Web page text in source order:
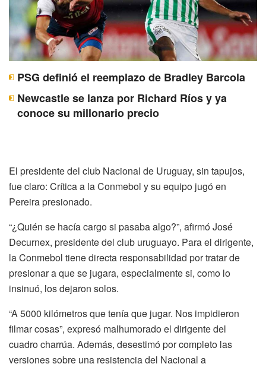
PSG definió el reemplazo de Bradley Barcola
Newcastle se lanza por Richard Ríos y ya
conoce su millonario precio
El presidente del club Nacional de Uruguay, sin tapujos,
fue claro: Crítica a la Conmebol y su equipo jugó en
Pereira presionado.
“¿Quién se hacía cargo si pasaba algo?”, afirmó José
Decurnex, presidente del club uruguayo. Para el dirigente,
la Conmebol tiene directa responsabilidad por tratar de
presionar a que se jugara, especialmente si, como lo
insinuó, los dejaron solos.
“A 5000 kilómetros que tenía que jugar. Nos impidieron
filmar cosas”, expresó malhumorado el dirigente del
cuadro charrúa. Además, desestimó por completo las
versiones sobre una resistencia del Nacional a